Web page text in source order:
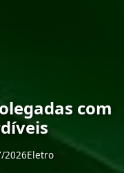
com
2026Eletro